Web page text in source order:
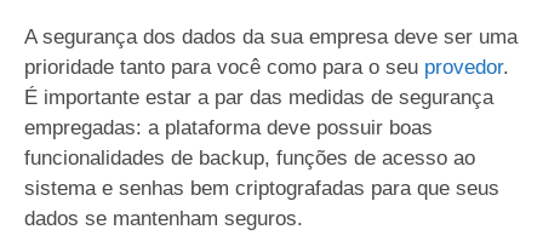
A segurança dos dados da sua empresa deve ser uma
prioridade tanto para você como para o seu provedor.
É importante estar a par das medidas de segurança
empregadas: a plataforma deve possuir boas
funcionalidades de backup, funções de acesso ao
sistema e senhas bem criptografadas para que seus
dados se mantenham seguros.